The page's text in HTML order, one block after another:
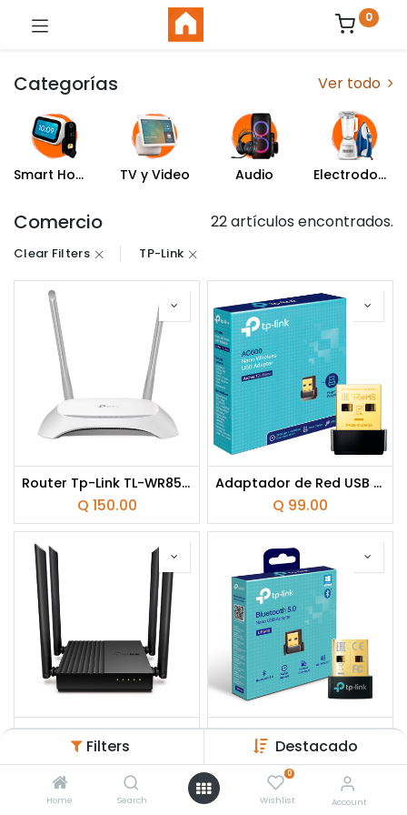
Filters Destacado
Home Search
0
Wishlist Account
0
Categorías Ver todo
Smart Home TV y Video Audio Electrodomésticos
Comercio 22 artículos encontrados.
Clear Filters TP-Link
Router Tp-Link TL-WR850N N300 2 Antenas Wi-Fi 4 300 Mbps
Q 150.00
Adaptador de Red USB a Wi-Fi Bluetooth TP-Link Archer T2UB Nano AC600 Doble Banda 200-433Mbps
Q 99.00
Router TP-Link Archer C64 AC1200 Doble Banda 4 antenas 867mbps
Q 299.00
Adaptador USB a Bluetooth TP-Link UB500 Nano
Q55.00